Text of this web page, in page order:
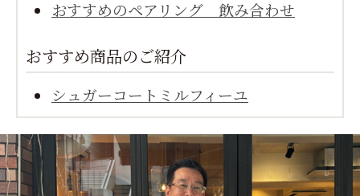
おすすめのペアリング 飲み合わせ
おすすめ商品のご紹介
シュガーコートミルフィーユ